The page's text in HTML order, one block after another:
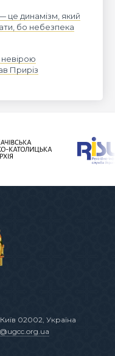
це динамізм, який
бо небезпека
невірою
Приріз
, Київ 02002, Україна